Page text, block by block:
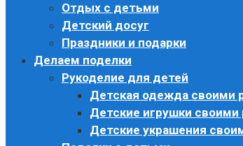
Отдых с детьми
Детский досуг
Праздники и подарки
Делаем поделки
Рукоделие для детей
Детская одежда своими
Детские игрушки своими
Детские украшения